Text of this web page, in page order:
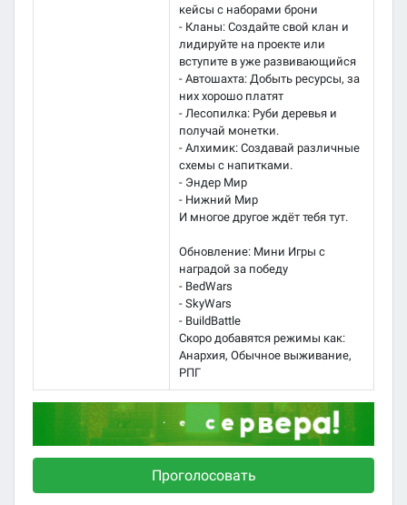
кейсы с наборами брони
- Кланы: Создайте свой клан и
лидируйте на проекте или
вступите в уже развивающийся
- Автошахта: Добыть ресурсы, за
них хорошо платят
- Лесопилка: Руби деревья и
получай монетки.
- Алхимик: Создавай различные
схемы с напитками.
- Эндер Мир
- Нижний Мир
И многое другое ждёт тебя тут.
Обновление: Мини Игры с
наградой за победу
- BedWars
- SkyWars
- BuildBattle
Скоро добавятся режимы как:
Анархия, Обычное выживание,
РПГ
Проголосовать